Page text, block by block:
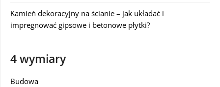
Kamień dekoracyjny na ścianie – jak układać i
impregnować gipsowe i betonowe płytki?
4 wymiary
Budowa